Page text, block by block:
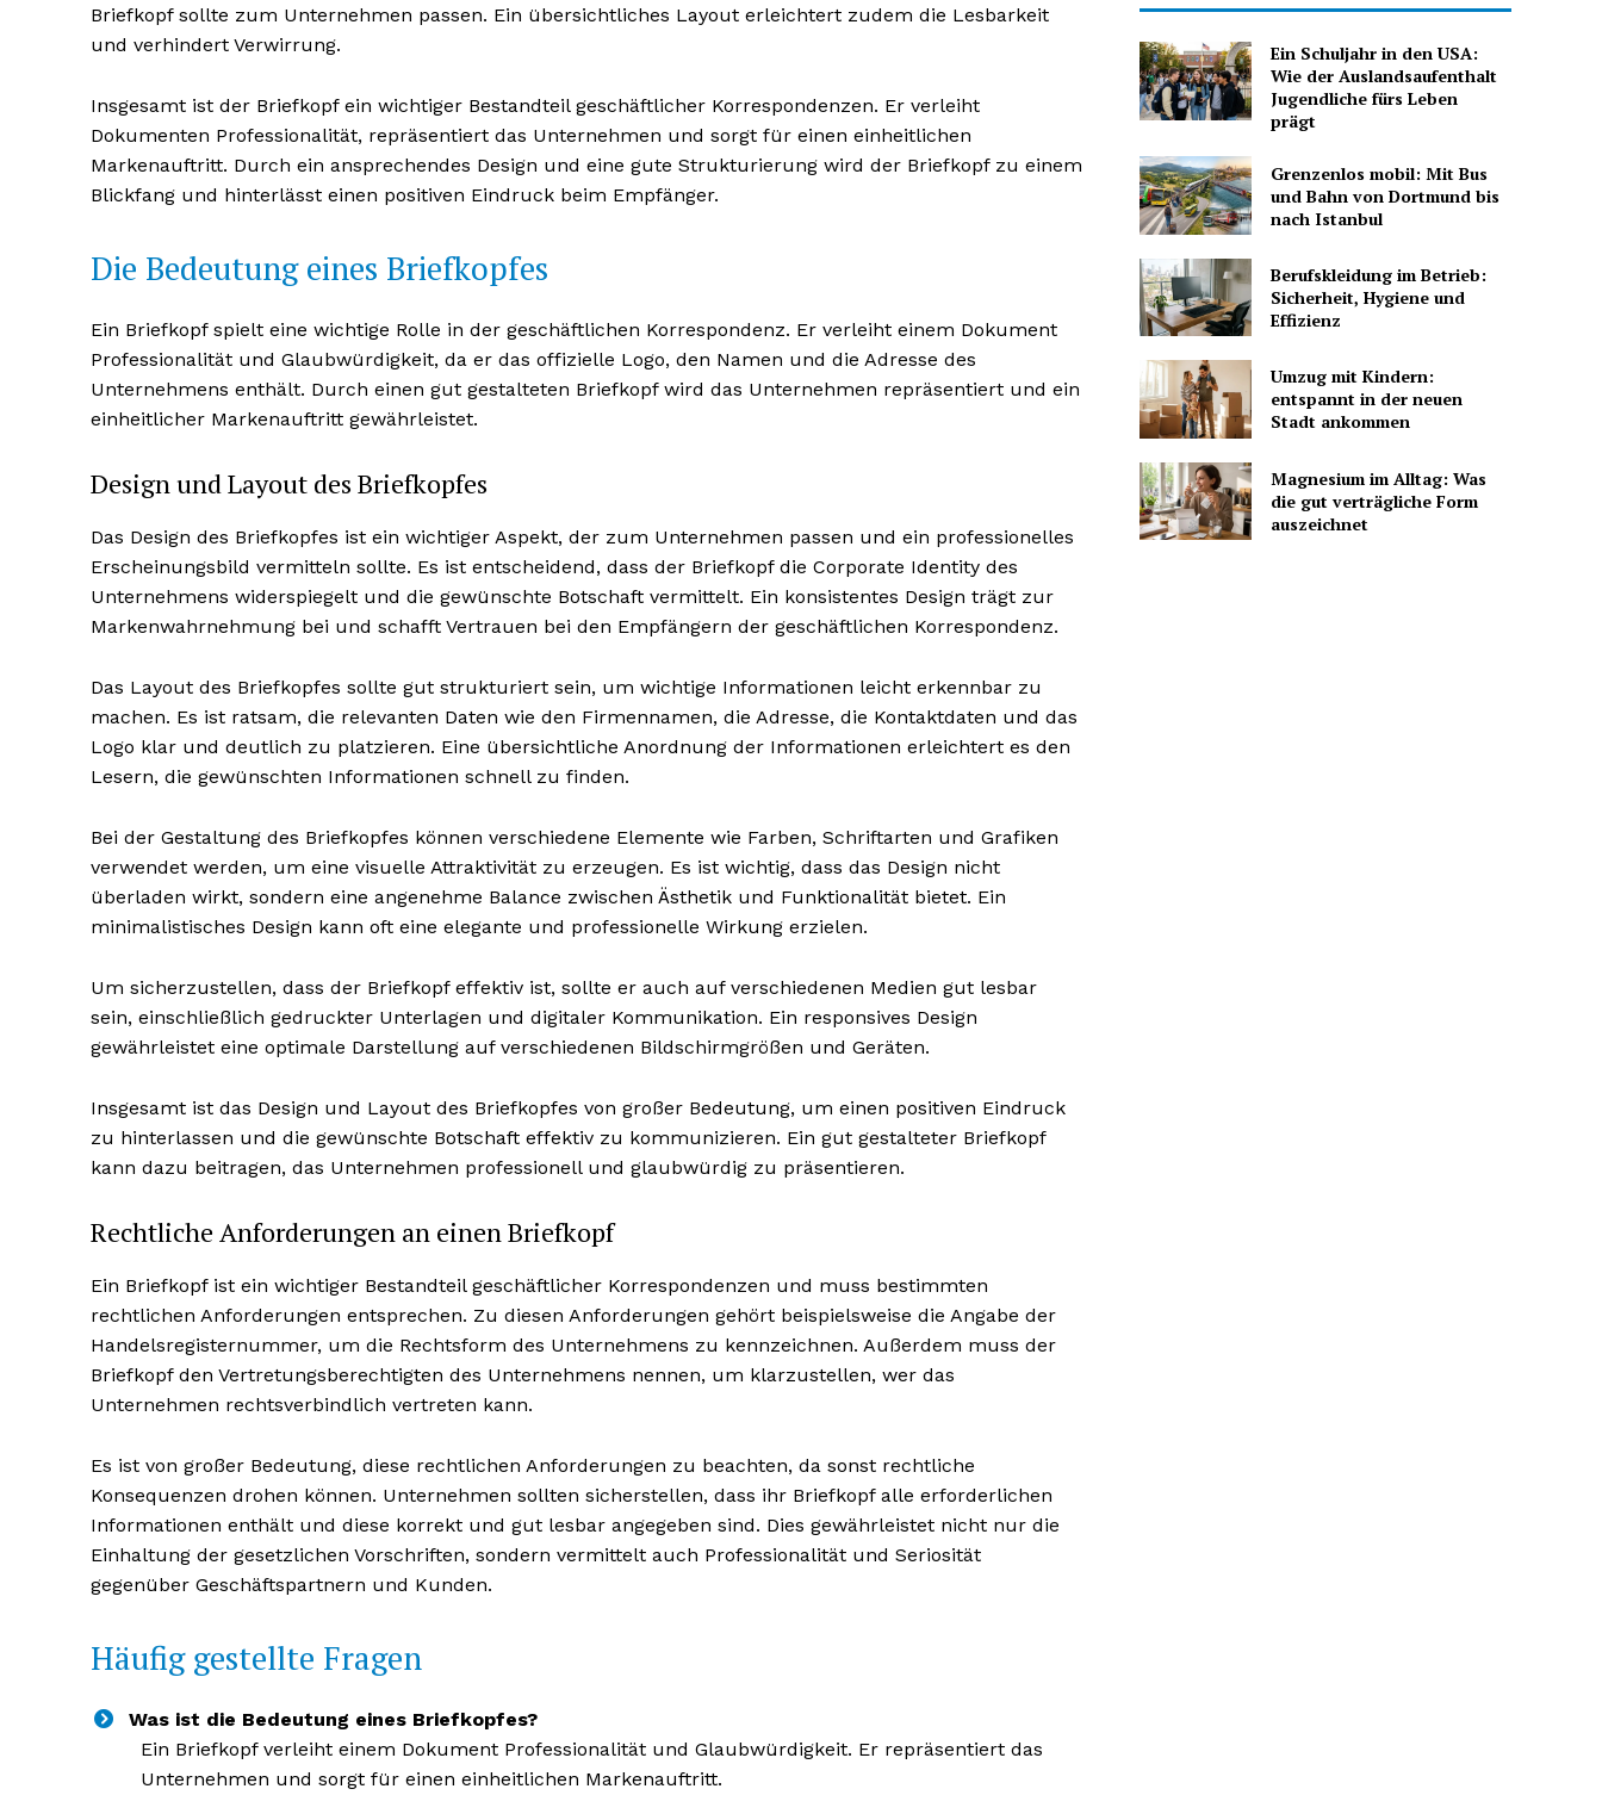
Erhalte unseren
Briefkopf sollte zum Unternehmen passen. Ein übersichtliches Layout erleichtert zudem die Lesbarkeit
und verhindert Verwirrung.
Insgesamt ist der Briefkopf ein wichtiger Bestandteil geschäftlicher Korrespondenzen. Er verleiht
Dokumenten Professionalität, repräsentiert das Unternehmen und sorgt für einen einheitlichen
Markenauftritt. Durch ein ansprechendes Design und eine gute Strukturierung wird der Briefkopf zu einem
Blickfang und hinterlässt einen positiven Eindruck beim Empfänger.
Die Bedeutung eines Briefkopfes
Ein Briefkopf spielt eine wichtige Rolle in der geschäftlichen Korrespondenz. Er verleiht einem Dokument
Professionalität und Glaubwürdigkeit, da er das offizielle Logo, den Namen und die Adresse des
Unternehmens enthält. Durch einen gut gestalteten Briefkopf wird das Unternehmen repräsentiert und ein
einheitlicher Markenauftritt gewährleistet.
Design und Layout des Briefkopfes
Das Design des Briefkopfes ist ein wichtiger Aspekt, der zum Unternehmen passen und ein professionelles
Erscheinungsbild vermitteln sollte. Es ist entscheidend, dass der Briefkopf die Corporate Identity des
Unternehmens widerspiegelt und die gewünschte Botschaft vermittelt. Ein konsistentes Design trägt zur
Markenwahrnehmung bei und schafft Vertrauen bei den Empfängern der geschäftlichen Korrespondenz.
Das Layout des Briefkopfes sollte gut strukturiert sein, um wichtige Informationen leicht erkennbar zu
machen. Es ist ratsam, die relevanten Daten wie den Firmennamen, die Adresse, die Kontaktdaten und das
Logo klar und deutlich zu platzieren. Eine übersichtliche Anordnung der Informationen erleichtert es den
Lesern, die gewünschten Informationen schnell zu finden.
Bei der Gestaltung des Briefkopfes können verschiedene Elemente wie Farben, Schriftarten und Grafiken
verwendet werden, um eine visuelle Attraktivität zu erzeugen. Es ist wichtig, dass das Design nicht
überladen wirkt, sondern eine angenehme Balance zwischen Ästhetik und Funktionalität bietet. Ein
minimalistisches Design kann oft eine elegante und professionelle Wirkung erzielen.
Um sicherzustellen, dass der Briefkopf effektiv ist, sollte er auch auf verschiedenen Medien gut lesbar
sein, einschließlich gedruckter Unterlagen und digitaler Kommunikation. Ein responsives Design
gewährleistet eine optimale Darstellung auf verschiedenen Bildschirmgrößen und Geräten.
Insgesamt ist das Design und Layout des Briefkopfes von großer Bedeutung, um einen positiven Eindruck
zu hinterlassen und die gewünschte Botschaft effektiv zu kommunizieren. Ein gut gestalteter Briefkopf
kann dazu beitragen, das Unternehmen professionell und glaubwürdig zu präsentieren.
Rechtliche Anforderungen an einen Briefkopf
Ein Briefkopf ist ein wichtiger Bestandteil geschäftlicher Korrespondenzen und muss bestimmten
rechtlichen Anforderungen entsprechen. Zu diesen Anforderungen gehört beispielsweise die Angabe der
Handelsregisternummer, um die Rechtsform des Unternehmens zu kennzeichnen. Außerdem muss der
Briefkopf den Vertretungsberechtigten des Unternehmens nennen, um klarzustellen, wer das
Unternehmen rechtsverbindlich vertreten kann.
Es ist von großer Bedeutung, diese rechtlichen Anforderungen zu beachten, da sonst rechtliche
Konsequenzen drohen können. Unternehmen sollten sicherstellen, dass ihr Briefkopf alle erforderlichen
Informationen enthält und diese korrekt und gut lesbar angegeben sind. Dies gewährleistet nicht nur die
Einhaltung der gesetzlichen Vorschriften, sondern vermittelt auch Professionalität und Seriosität
gegenüber Geschäftspartnern und Kunden.
Häufig gestellte Fragen
Was ist die Bedeutung eines Briefkopfes?
Ein Briefkopf verleiht einem Dokument Professionalität und Glaubwürdigkeit. Er repräsentiert das
Unternehmen und sorgt für einen einheitlichen Markenauftritt.
Ein Schuljahr in den USA:
Wie der Auslandsaufenthalt
Jugendliche fürs Leben
prägt
Grenzenlos mobil: Mit Bus
und Bahn von Dortmund bis
nach Istanbul
Berufskleidung im Betrieb:
Sicherheit, Hygiene und
Effizienz
Umzug mit Kindern:
entspannt in der neuen
Stadt ankommen
Magnesium im Alltag: Was
die gut verträgliche Form
auszeichnet